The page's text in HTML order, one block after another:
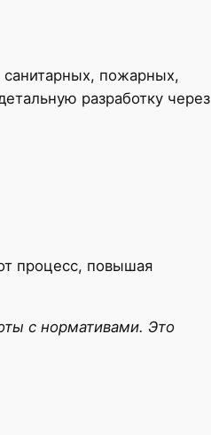
санитарных, пожарных,
разработку через
процесс, повышая
с нормативами. Это